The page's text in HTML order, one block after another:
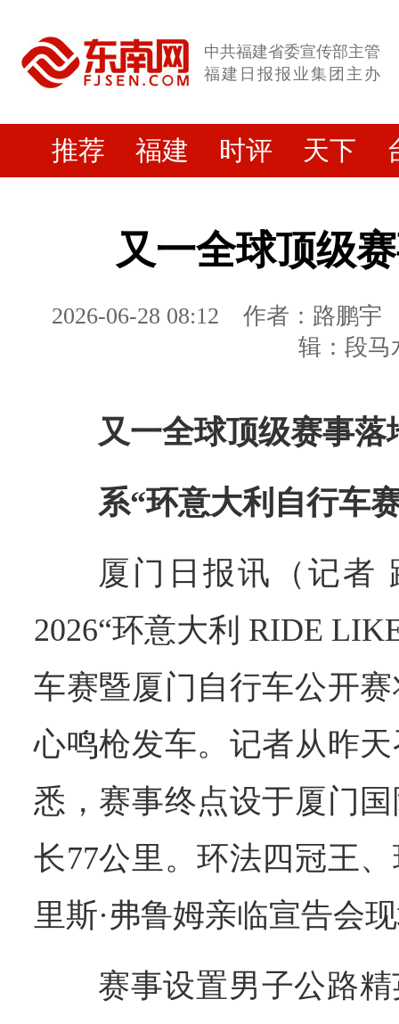
中共福建省委宣传部主管
福建日报报业集团主办
推荐 福建 时评 天下
又一全球顶级
2026-06-28 08:12
作者：路鹏宇
辑：段马
又一全球顶级赛事落
系“环意大利自行车
厦门日报讯（记者
2026“环意大利 RIDE
车赛暨厦门自行车公开
心鸣枪发车。记者从昨
悉，赛事终点设于厦门
长77公里。环法四冠王
里斯·弗鲁姆亲临宣告会
赛事设置男子公路